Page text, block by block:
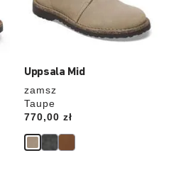
Uppsala Mid
zamsz
Taupe
Price:
770,00 zł